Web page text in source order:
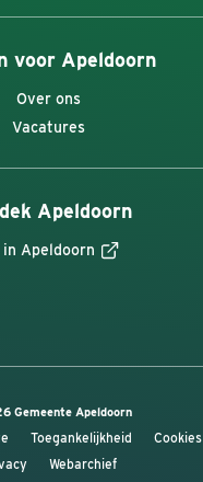
voor Apeldoorn
Over ons
Vacatures
Apeldoorn
Apeldoorn
Gemeente Apeldoorn
Toegankelijkheid
Cookies
Webarchief